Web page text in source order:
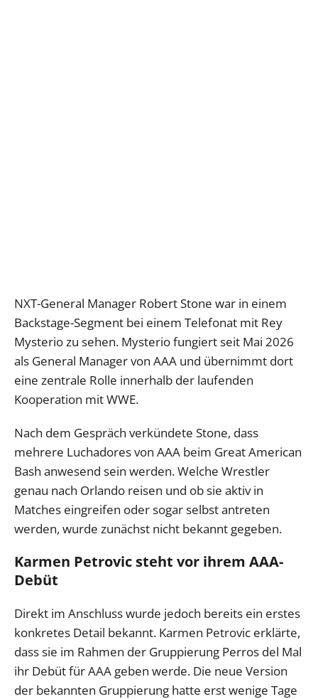
NXT-General Manager Robert Stone war in einem
Backstage-Segment bei einem Telefonat mit Rey
Mysterio zu sehen. Mysterio fungiert seit Mai 2026
als General Manager von AAA und übernimmt dort
eine zentrale Rolle innerhalb der laufenden
Kooperation mit WWE.
Nach dem Gespräch verkündete Stone, dass
mehrere Luchadores von AAA beim Great American
Bash anwesend sein werden. Welche Wrestler
genau nach Orlando reisen und ob sie aktiv in
Matches eingreifen oder sogar selbst antreten
werden, wurde zunächst nicht bekannt gegeben.
Karmen Petrovic steht vor ihrem AAA-
Debüt
Direkt im Anschluss wurde jedoch bereits ein erstes
konkretes Detail bekannt. Karmen Petrovic erklärte,
dass sie im Rahmen der Gruppierung Perros del Mal
ihr Debüt für AAA geben werde. Die neue Version
der bekannten Gruppierung hatte erst wenige Tage